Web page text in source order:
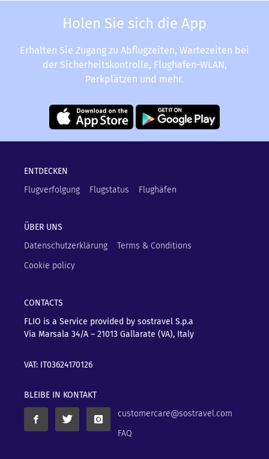
Holen Sie sich die App
Erhalten Sie Zugang zu Abflugzeiten, Wartezeiten bei
der Sicherheitskontrolle, Flughafen-WLAN,
Parkplätzen und mehr.
ENTDECKEN
Flugverfolgung
Flugstatus Flughäfen
ÜBER UNS
Datenschutzerklärung
Terms & Conditions
Cookie policy
CONTACTS
FLIO is a Service provided by sostravel S.p.a
Via Marsala 34/A – 21013 Gallarate (VA), Italy
VAT: IT03624170126
BLEIBE IN KONTAKT
customercare@sostravel.com
FAQ